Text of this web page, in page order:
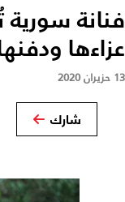
فنانة
عزاءها
13 حزيران 2020
شارك